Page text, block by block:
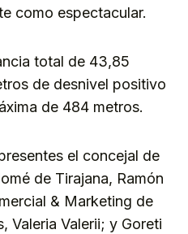
como espectacular.
total de 43,85
de desnivel positivo
de 484 metros.
el concejal de
de Tirajana, Ramón
& Marketing de
Valeria Valerii; y Goreti